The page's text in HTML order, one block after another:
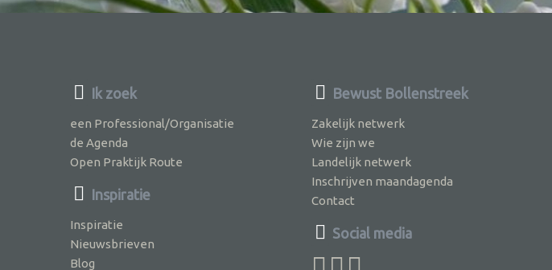
Ik zoek
een Professional/Organisatie
de Agenda
Open Praktijk Route
Inspiratie
Inspiratie
Nieuwsbrieven
Blog
Bewust Bollenstreek
Zakelijk netwerk
Wie zijn we
Landelijk netwerk
Inschrijven maandagenda
Contact
Social media